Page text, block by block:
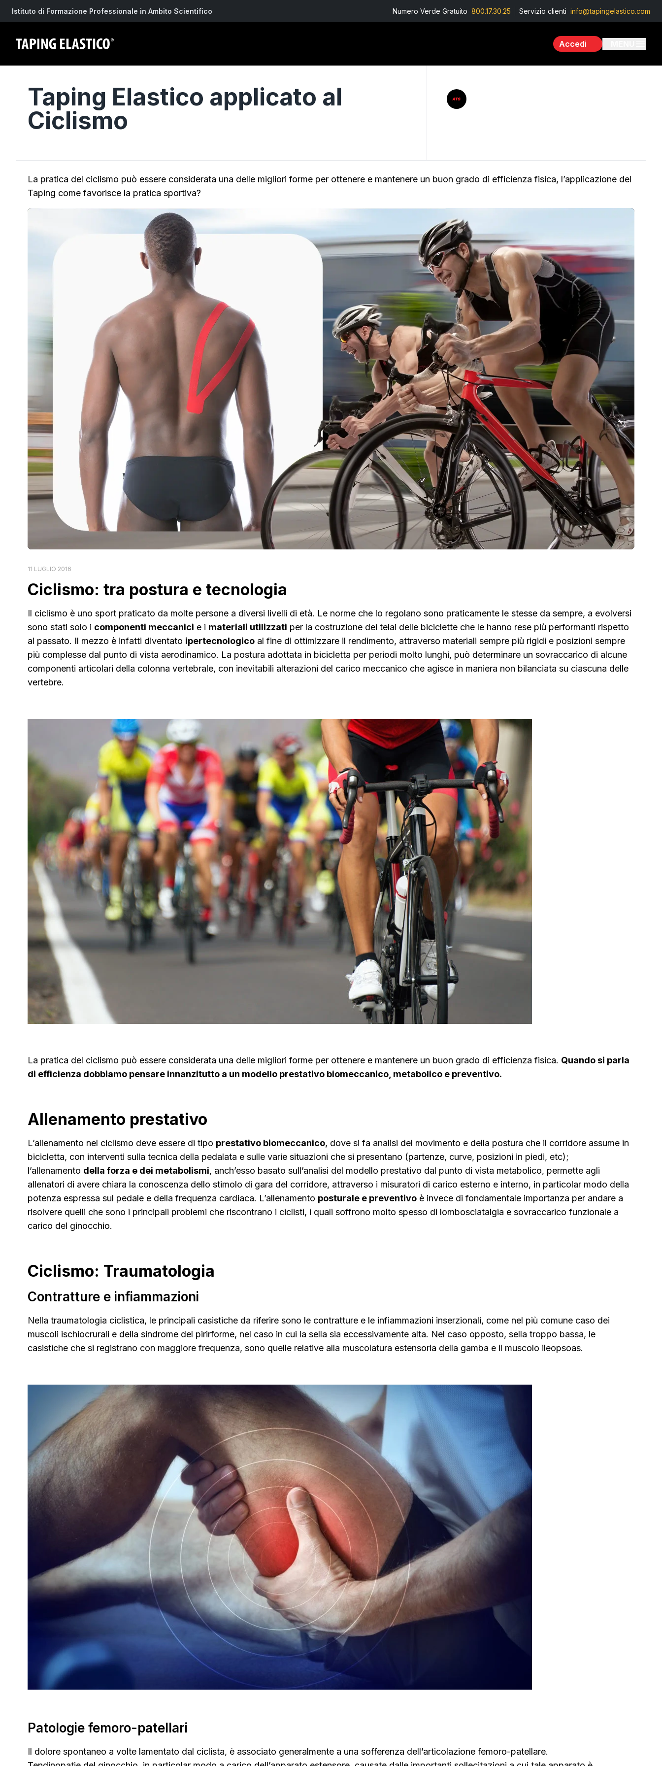
Istituto di Formazione Professionale in Ambito Scientifico Numero Verde Gratuito 800.17.30.25 Servizio clienti info@tapingelastico.com
Accedi
Taping Elastico applicato al
Ciclismo
La pratica del ciclismo può essere considerata una delle migliori forme per ottenere e mantenere un buon grado di efficienza fisica, l’applicazione del
Taping come favorisce la pratica sportiva?
11 LUGLIO 2016
Ciclismo: tra postura e tecnologia
Il ciclismo è uno sport praticato da molte persone a diversi livelli di età. Le norme che lo regolano sono praticamente le stesse da sempre, a evolversi
sono stati solo i componenti meccanici e i materiali utilizzati per la costruzione dei telai delle biciclette che le hanno rese più performanti rispetto
al passato. Il mezzo è infatti diventato ipertecnologico al fine di ottimizzare il rendimento, attraverso materiali sempre più rigidi e posizioni sempre
più complesse dal punto di vista aerodinamico. La postura adottata in bicicletta per periodi molto lunghi, può determinare un sovraccarico di alcune
componenti articolari della colonna vertebrale, con inevitabili alterazioni del carico meccanico che agisce in maniera non bilanciata su ciascuna delle
vertebre.
La pratica del ciclismo può essere considerata una delle migliori forme per ottenere e mantenere un buon grado di efficienza fisica. Quando si parla
di efficienza dobbiamo pensare innanzitutto a un modello prestativo biomeccanico, metabolico e preventivo.
Allenamento prestativo
L’allenamento nel ciclismo deve essere di tipo prestativo biomeccanico, dove si fa analisi del movimento e della postura che il corridore assume in
bicicletta, con interventi sulla tecnica della pedalata e sulle varie situazioni che si presentano (partenze, curve, posizioni in piedi, etc);
l’allenamento della forza e dei metabolismi, anch’esso basato sull’analisi del modello prestativo dal punto di vista metabolico, permette agli
allenatori di avere chiara la conoscenza dello stimolo di gara del corridore, attraverso i misuratori di carico esterno e interno, in particolar modo della
potenza espressa sul pedale e della frequenza cardiaca. L’allenamento posturale e preventivo è invece di fondamentale importanza per andare a
risolvere quelli che sono i principali problemi che riscontrano i ciclisti, i quali soffrono molto spesso di lombosciatalgia e sovraccarico funzionale a
carico del ginocchio.
Ciclismo: Traumatologia
Contratture e infiammazioni
Nella traumatologia ciclistica, le principali casistiche da riferire sono le contratture e le infiammazioni inserzionali, come nel più comune caso dei
muscoli ischiocrurali e della sindrome del pirirforme, nel caso in cui la sella sia eccessivamente alta. Nel caso opposto, sella troppo bassa, le
casistiche che si registrano con maggiore frequenza, sono quelle relative alla muscolatura estensoria della gamba e il muscolo ileopsoas.
Patologie femoro-patellari
Il dolore spontaneo a volte lamentato dal ciclista, è associato generalmente a una sofferenza dell’articolazione femoro-patellare.